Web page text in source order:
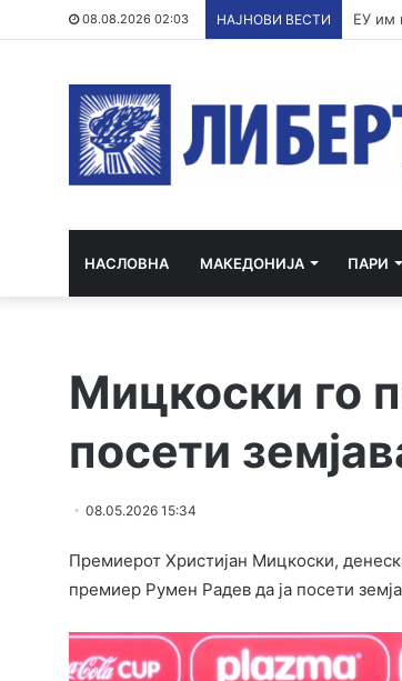
08.08.2026 02:03 НАЈНОВИ ВЕСТИ По
НАСЛОВНА МАКЕДОНИЈА ПАРИ
Мицкоски го
посети
08.05.2026 15:34
Премиерот Христијан Мицкоски,
премиер Румен Радев да ја посети